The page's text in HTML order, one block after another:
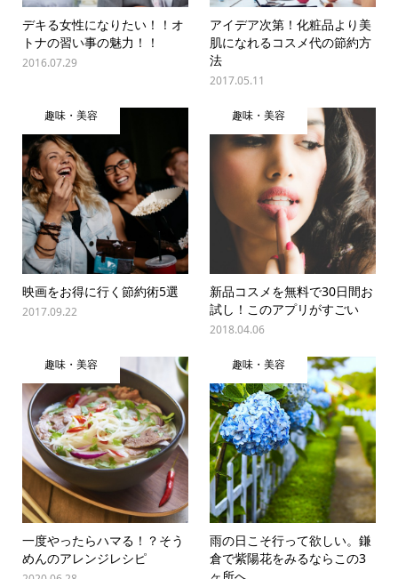
デキる女性になりたい！！オ
トナの習い事の魅力！！
2016.07.29
アイデア次第！化粧品より美
肌になれるコスメ代の節約方
法
2017.05.11
趣味・美容
映画をお得に行く節約術5選
2017.09.22
趣味・美容
新品コスメを無料で30日間お
試し！このアプリがすごい
2018.04.06
趣味・美容
一度やったらハマる！？そう
めんのアレンジレシピ
趣味・美容
雨の日こそ行って欲しい。鎌
倉で紫陽花をみるならこの3